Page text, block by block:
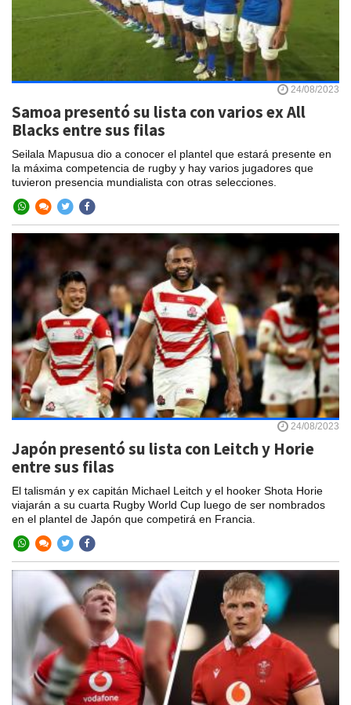
24/08/2023
Samoa presentó su lista con varios ex All
Blacks entre sus filas
Seilala Mapusua dio a conocer el plantel que estará presente en
la máxima competencia de rugby y hay varios jugadores que
tuvieron presencia mundialista con otras selecciones.
24/08/2023
Japón presentó su lista con Leitch y Horie
entre sus filas
El talismán y ex capitán Michael Leitch y el hooker Shota Horie
viajarán a su cuarta Rugby World Cup luego de ser nombrados
en el plantel de Japón que competirá en Francia.